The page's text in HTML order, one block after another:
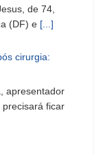
de 74,
(DF) e [...]
cirurgia:
apresentador
ficar